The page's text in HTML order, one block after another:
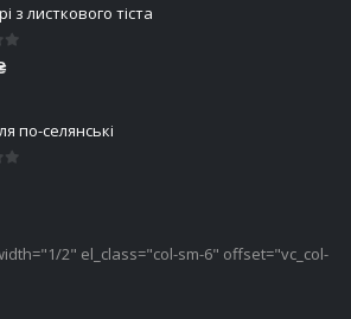
з листкового тіста
по-селянські
2" el_class="col-sm-6" offset="vc_col-